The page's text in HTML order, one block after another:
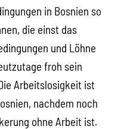
in Bosnien so
die einst das
und Löhne
froh sein
Arbeitslosigkeit ist
nachdem noch
ohne Arbeit ist.